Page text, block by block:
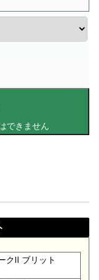
クII ブリット